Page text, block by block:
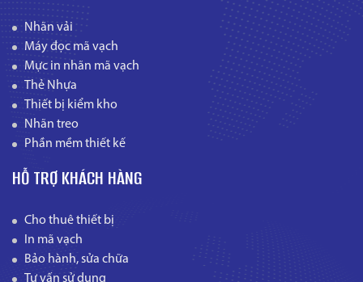
Nhãn vải
Máy đọc mã vạch
Mực in nhãn mã vạch
Thẻ Nhựa
Thiết bị kiểm kho
Nhãn treo
Phần mềm thiết kế
HỖ TRỢ KHÁCH HÀNG
Cho thuê thiết bị
In mã vạch
Bảo hành, sửa chữa
Tư vấn sử dụng